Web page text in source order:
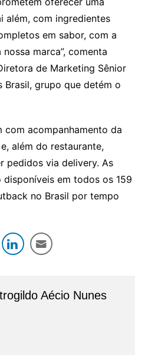
além, com ingredientes
em sabor, com a
marca”, comenta
de Marketing Sênior
Brasil, grupo que detém o
com acompanhamento da
além do restaurante,
pedidos via delivery. As
disponíveis em todos os 159
no Brasil por tempo
Aécio Nunes